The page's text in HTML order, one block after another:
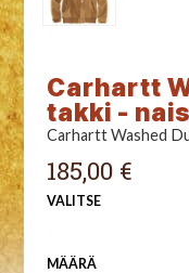
Carhartt
takki -
Carhartt Washed
185,00 €
VALITSE
MÄÄRÄ